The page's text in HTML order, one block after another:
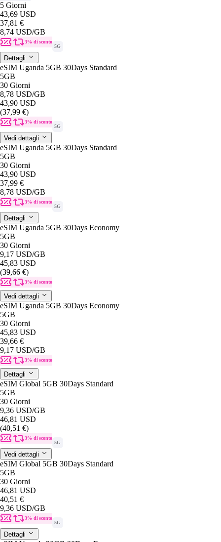
5 Giorni
43,69 USD
37,81 €
8,74 USD/GB
3% di sconto
5G
Dettagli
eSIM Uganda 5GB 30Days Standard
5GB
30 Giorni
8,78 USD/GB
43,90 USD
(37,99 €)
3% di sconto
5G
Vedi dettagli
eSIM Uganda 5GB 30Days Standard
5GB
30 Giorni
43,90 USD
37,99 €
8,78 USD/GB
3% di sconto
5G
Dettagli
eSIM Uganda 5GB 30Days Economy
5GB
30 Giorni
9,17 USD/GB
45,83 USD
(39,66 €)
3% di sconto
Vedi dettagli
eSIM Uganda 5GB 30Days Economy
5GB
30 Giorni
45,83 USD
39,66 €
9,17 USD/GB
3% di sconto
Dettagli
eSIM Global 5GB 30Days Standard
5GB
30 Giorni
9,36 USD/GB
46,81 USD
(40,51 €)
3% di sconto
5G
Vedi dettagli
eSIM Global 5GB 30Days Standard
5GB
30 Giorni
46,81 USD
40,51 €
9,36 USD/GB
3% di sconto
5G
Dettagli